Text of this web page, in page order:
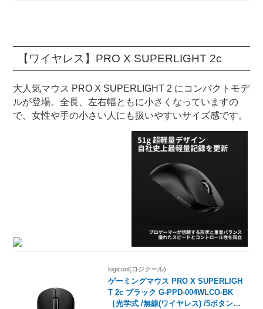
【ワイヤレス】PRO X SUPERLIGHT 2c
大人気マウス PRO X SUPERLIGHT 2 にコンパクトモデ
ルが登場。全長、左右幅ともに小さくなっていますの
で、女性や手の小さい人にも扱いやすいサイズ感です。
logicool(ロジクール)
ゲーミングマウス PRO X SUPERLIGH
T 2c ブラック G-PPD-004WLCO-BK
［光学式 /無線(ワイヤレス) /5ボタン /